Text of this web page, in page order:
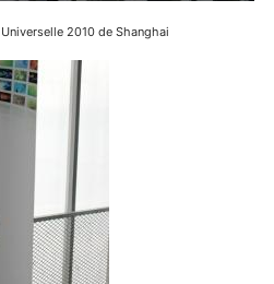
2010 de Shanghai